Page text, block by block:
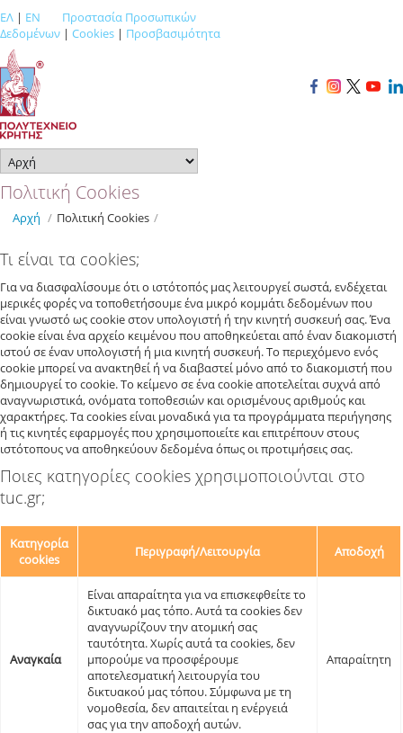
ΕΛ | EN
Προστασία Προσωπικών
Δεδομένων | Cookies | Προσβασιμότητα
Πολιτική Cookies
Αρχή / Πολιτική Cookies /
Τι είναι τα cookies;
Για να διασφαλίσουμε ότι ο ιστότοπός μας λειτουργεί σωστά, ενδέχεται
μερικές φορές να τοποθετήσουμε ένα μικρό κομμάτι δεδομένων που
είναι γνωστό ως cookie στον υπολογιστή ή την κινητή συσκευή σας. Ένα
cookie είναι ένα αρχείο κειμένου που αποθηκεύεται από έναν διακομιστή
ιστού σε έναν υπολογιστή ή μια κινητή συσκευή. Το περιεχόμενο ενός
cookie μπορεί να ανακτηθεί ή να διαβαστεί μόνο από το διακομιστή που
δημιουργεί το cookie. Το κείμενο σε ένα cookie αποτελείται συχνά από
αναγνωριστικά, ονόματα τοποθεσιών και ορισμένους αριθμούς και
χαρακτήρες. Τα cookies είναι μοναδικά για τα προγράμματα περιήγησης
ή τις κινητές εφαρμογές που χρησιμοποιείτε και επιτρέπουν στους
ιστότοπους να αποθηκεύουν δεδομένα όπως οι προτιμήσεις σας.
Ποιες κατηγορίες cookies χρησιμοποιούνται στο
tuc.gr;
Κατηγορία
cookies
Περιγραφή/Λειτουργία Αποδοχή
Αναγκαία
Είναι απαραίτητα για να επισκεφθείτε το
δικτυακό μας τόπο. Αυτά τα cookies δεν
αναγνωρίζουν την ατομική σας
ταυτότητα. Χωρίς αυτά τα cookies, δεν
μπορούμε να προσφέρουμε
αποτελεσματική λειτουργία του
δικτυακού μας τόπου. Σύμφωνα με τη
νομοθεσία, δεν απαιτείται η ενέργειά
σας για την αποδοχή αυτών.
Απαραίτητη